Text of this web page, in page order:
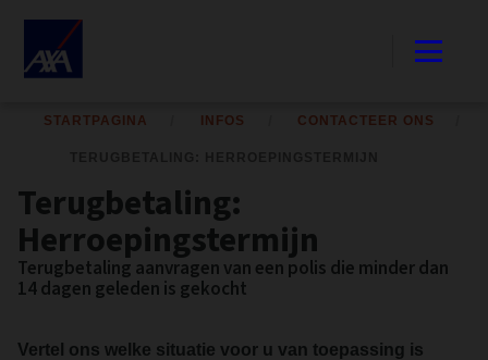
STARTPAGINA INFOS CONTACTEER ONS
Terugbetaling:
Herroepingstermijn
Terugbetaling aanvragen van een polis die minder dan
14 dagen geleden is gekocht
Vertel ons welke situatie voor u van toepassing is